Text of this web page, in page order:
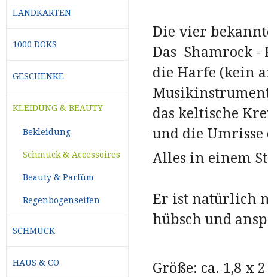
Die vier
Das Shamrock -
die Harfe (kein
das keltische
und die
Alles in einem
Er ist natürlich
hübsch und
Größe: ca. 1,8 x
LANDKARTEN
1000 DOKS
GESCHENKE
KLEIDUNG & BEAUTY
Bekleidung
Schmuck & Accessoires
Beauty & Parfüm
Regenbogenseifen
SCHMUCK
HAUS & CO